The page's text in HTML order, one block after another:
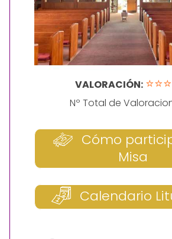
VALORACIÓN:
Nº Total de
Cómo
Misa
Calendario